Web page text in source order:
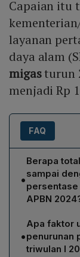
Capaian itu
layanan
daya alam
migasturun
menjadi Rp
FAQ
•
Berapa
sampai
APBN
sebesar Rp
yang
•
Apa faktor
penurunan
triwulan I